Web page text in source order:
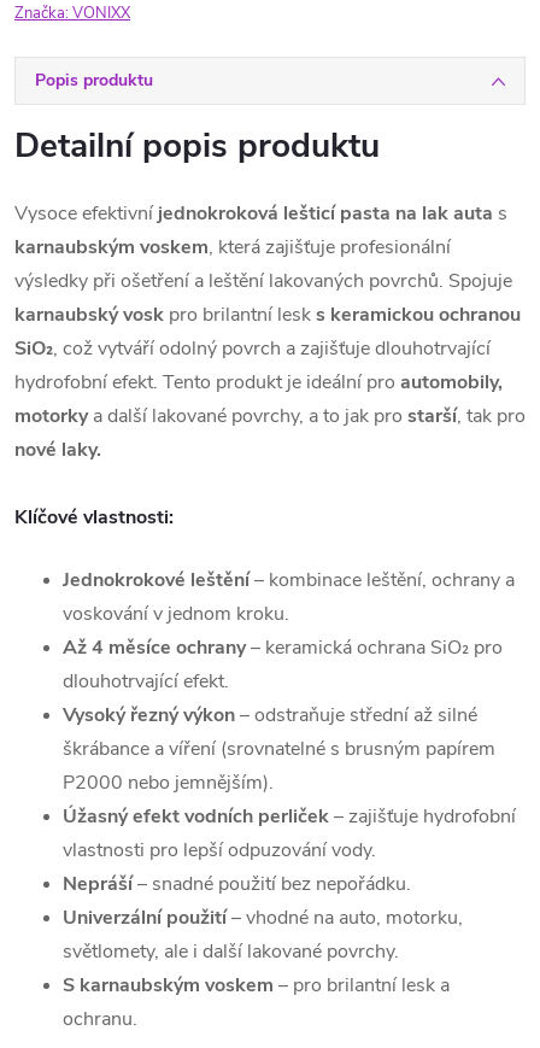
Značka:VONIXX
Popis produktu
Detailní popis produktu
Vysoce efektivní jednokroková lešticí pasta na lak auta s
karnaubským voskem, která zajišťuje profesionální
výsledky při ošetření a leštění lakovaných povrchů. Spojuje
karnaubský vosk pro brilantní lesks keramickou ochranou
SiO₂, což vytváří odolný povrch a zajišťuje dlouhotrvající
hydrofobní efekt. Tento produkt je ideální pro automobily,
motorkya další lakované povrchy, a to jak pro starší, tak pro
nové laky.
Klíčové vlastnosti:
Jednokrokové leštění– kombinace leštění, ochrany a
voskování v jednom kroku.
Až 4 měsíce ochrany– keramická ochrana SiO₂ pro
dlouhotrvající efekt.
Vysoký řezný výkon– odstraňuje střední až silné
škrábance a víření (srovnatelné s brusným papírem
P2000 nebo jemnějším).
Úžasný efekt vodních perliček– zajišťuje hydrofobní
vlastnosti pro lepší odpuzování vody.
Nepráší– snadné použití bez nepořádku.
Univerzální použití– vhodné na auto, motorku,
světlomety, ale i další lakované povrchy.
S karnaubským voskem – pro brilantní lesk a
ochranu.